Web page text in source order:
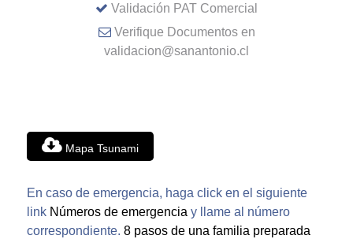
Validación PAT Comercial
Verifique Documentos en
validacion@sanantonio.cl
Mapa Tsunami
En caso de emergencia, haga click en el siguiente
link Números de emergencia y llame al número
correspondiente. 8 pasos de una familia preparada